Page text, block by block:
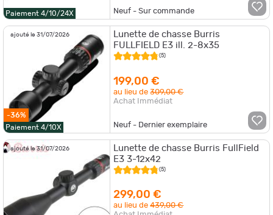
Paiement 4/10/24X Neuf - Sur commande
ajouté le 31/07/2026
-36%
Paiement 4/10X
Lunette de chasse Burris
FULLFIELD E3 ill. 2-8x35
(5)
199,00 €
au lieu de309,00 €
Achat Immédiat
Neuf - Dernier exemplaire
ajouté le 31/07/2026
Lunette de chasse Burris FullField
E3 3-12x42
(5)
299,00 €
au lieu de439,00 €